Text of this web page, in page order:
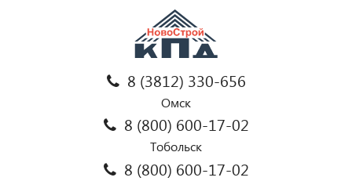
8 (3812) 330-656
Омск
8 (800) 600-17-02
Тобольск
8 (800) 600-17-02